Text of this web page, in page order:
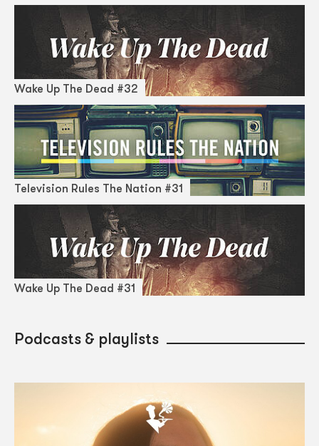
Wake Up The Dead #32
Television Rules The Nation #31
Wake Up The Dead #31
Podcasts & playlists